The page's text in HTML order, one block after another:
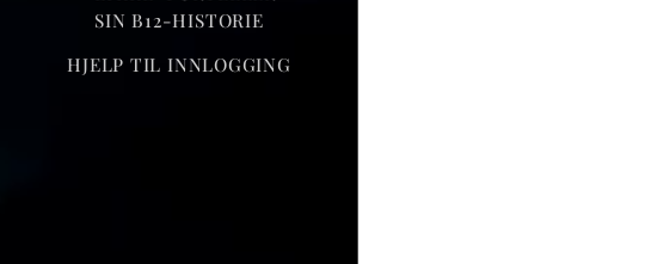
SIN B12-HISTORIE
HJELP TIL INNLOGGING